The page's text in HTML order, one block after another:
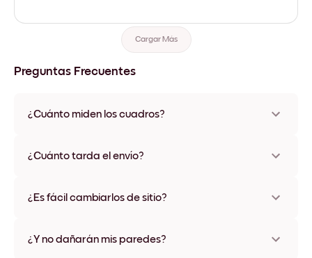
Cargar Más
Preguntas Frecuentes
¿Cuánto miden los cuadros?
varios materiales y colores de marco, incluidas opciones sin
¿Cuánto tarda el envío?
disponibles en algunos países. Te enviaremos un número de
¿Es fácil cambiarlos de sitio?
ningún daño
¿Y no dañarán mis paredes?